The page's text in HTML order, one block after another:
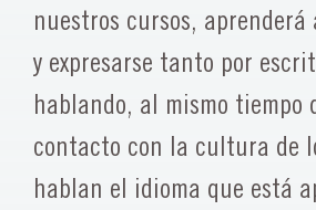
nuestros cursos, aprenderá
y expresarse tanto por
hablando, al mismo tiempo
contacto con la cultura de
hablan el idioma que está